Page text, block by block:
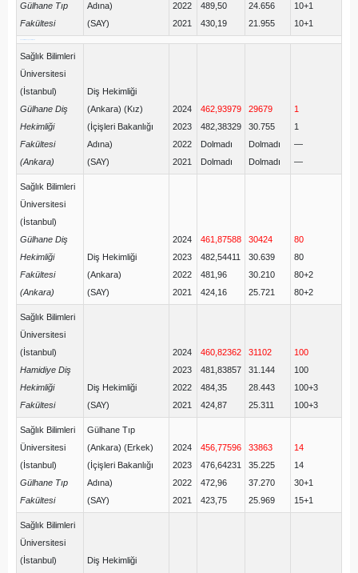
Gülhane Tıp
Fakültesi
Adına)
(SAY)
2022
2021
489,50
430,19
24.656
21.955
10+1
10+1
Sağlık Bilimleri
Üniversitesi
(İstanbul)
Gülhane Diş
Hekimliği
Fakültesi
(Ankara)
Diş Hekimliği
(Ankara) (Kız)
(İçişleri Bakanlığı
Adına)
(SAY)
2024
2023
2022
2021
462,93979
482,38329
Dolmadı
Dolmadı
29679
30.755
Dolmadı
Dolmadı
1
1
—
—
Sağlık Bilimleri
Üniversitesi
(İstanbul)
Gülhane Diş
Hekimliği
Fakültesi
(Ankara)
Diş Hekimliği
(Ankara)
(SAY)
2024
2023
2022
2021
461,87588
482,54411
481,96
424,16
30424
30.639
30.210
25.721
80
80
80+2
80+2
Sağlık Bilimleri
Üniversitesi
(İstanbul)
Hamidiye Diş
Hekimliği
Fakültesi
Diş Hekimliği
(SAY)
2024
2023
2022
2021
460,82362
481,83857
484,35
424,87
31102
31.144
28.443
25.311
100
100
100+3
100+3
Sağlık Bilimleri
Üniversitesi
(İstanbul)
Gülhane Tıp
Fakültesi
Gülhane Tıp
(Ankara) (Erkek)
(İçişleri Bakanlığı
Adına)
(SAY)
2024
2023
2022
2021
456,77596
476,64231
472,96
423,75
33863
35.225
37.270
25.969
14
14
30+1
15+1
Sağlık Bilimleri
Üniversitesi
(İstanbul)
Diş Hekimliği